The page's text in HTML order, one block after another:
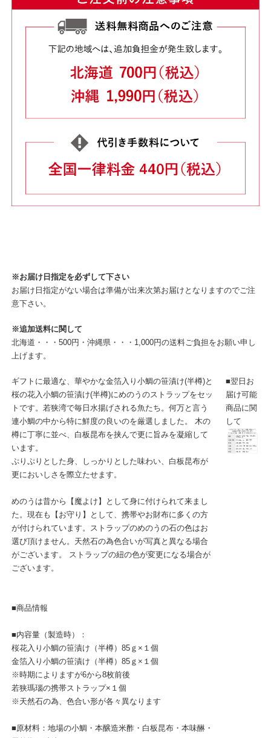
※お届け日指定を必ずして下さい
お届け日指定がない場合は準備が出来次第お届けとなりますのでご注
意下さい。
※追加送料に関して
北海道・・・500円・沖縄県・・・1,000円の送料ご負担をお願い申し
上げます。
ギフトに最適な、華やかな金箔入り小鯛の笹漬け(半樽)と
桜の花入小鯛の笹漬け(半樽)にめのうのストラップをセッ
トです。若狭湾で毎日水揚げされる魚たち。何万と言う
連小鯛の中から特に鮮度の良いのを厳選しました。 木の
樽に丁寧に並べ、白板昆布を挟んで更に旨みを凝縮して
います。
ぷりぷりとした身、しっかりとした味わい、白板昆布が
更においしさを際立たせます。
めのうは昔から【魔よけ】として身に付けられて来まし
た。現在も【お守り】として、携帯やお財布に多くの方
が付けられています。ストラップのめのうの石の色はお
選び頂けません。天然石の為色合いが写真と異なる場合
がございます。 ストラップの紐の色が変更になる場合が
ございます。
■商品情報
■内容量（製造時）：
桜花入り小鯛の笹漬け（半樽）85ｇ×１個
金箔入り小鯛の笹漬け（半樽）85ｇ×１個
※時期によりますが6から8枚前後
若狭瑪瑙の携帯ストラップ×１個
※天然石の為、色合い形が各々異なります
■原材料：地場の小鯛・本醸造米酢・白板昆布・本味醂・
■翌日お
届け可能
商品に関
して